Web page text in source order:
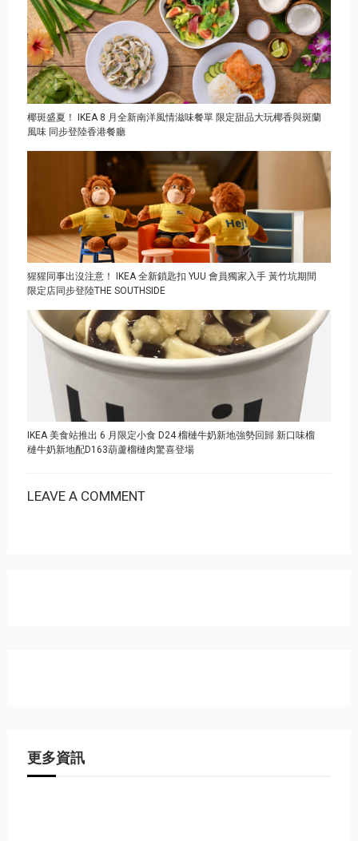
椰斑盛夏！ IKEA 8 月全新南洋風情滋味餐單 限定甜品大玩椰香與斑蘭
風味 同步登陸香港餐廳
猩猩同事出沒注意！ IKEA 全新鎖匙扣 YUU 會員獨家入手 黃竹坑期間
限定店同步登陸THE SOUTHSIDE
IKEA 美食站推出 6 月限定小食 D24 榴槤牛奶新地強勢回歸 新口味榴
槤牛奶新地配D163葫蘆榴槤肉驚喜登場
LEAVE A COMMENT
更多資訊